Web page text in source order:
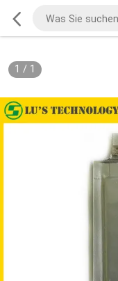
1 / 1